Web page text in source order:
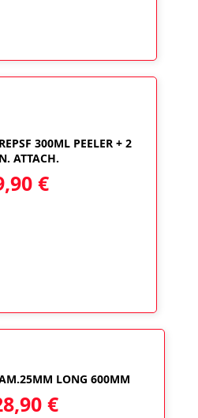
300ML PEELER + 2
ATTACH.
€
LONG 600MM
€